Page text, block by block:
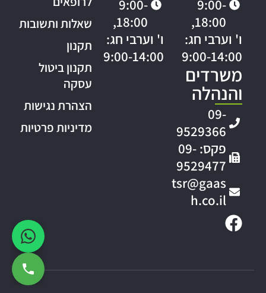
9:00-
18:00,
ו' וערבי חג:
9:00-14:00
משרדים
והנהלה
09-
9529366
פקס: 09-
9529477
tsr@gaas
h.co.il
9:00-
18:00,
ו' וערבי חג:
9:00-14:00
שאלות ותשובות
תקנון
תקנון ביטול
עסקה
הצהרת נגישות
מדיניות פרטיות